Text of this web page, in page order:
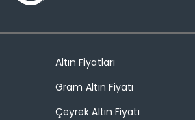
Altın Fiyatları
Gram Altın Fiyatı
Çeyrek Altın Fiyatı